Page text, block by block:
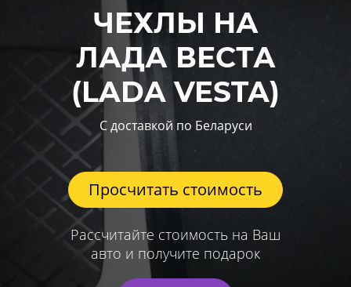
ЧЕХЛЫ НА
ЛАДА ВЕСТА
(LADA VESTA)
С доставкой по Беларуси
Просчитать стоимость
Рассчитайте стоимость на Ваш
авто и получите подарок